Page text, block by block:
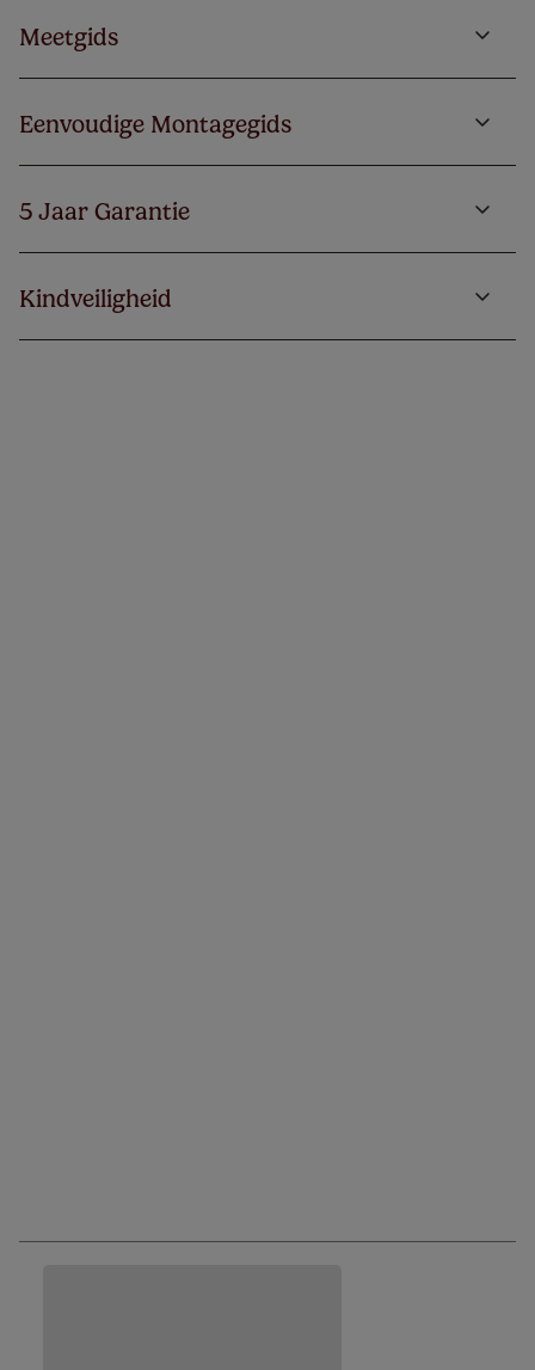
Meetgids
Eenvoudige Montagegids
5 Jaar Garantie
Kindveiligheid